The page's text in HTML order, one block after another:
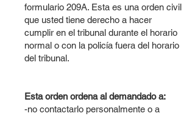
formulario 209A. Esta es una orden civil
que usted tiene derecho a hacer
cumplir en el tribunal durante el horario
normal o con la policía fuera del horario
del tribunal.
Esta orden ordena al demandado a:
-no contactarlo personalmente o a